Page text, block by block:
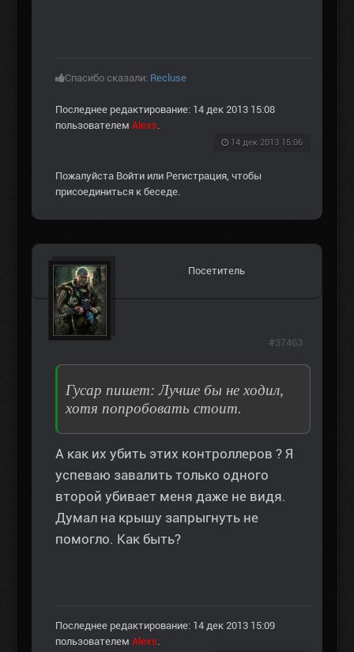
Спасибо сказали: Recluse
Последнее редактирование: 14 дек 2013 15:08
пользователем Alexs
14 дек 2013 15:06
Пожалуйста Войти или Регистрация , чтобы
присоединиться к беседе.
Посетитель
Гусар пишет: Лучше бы не ходил,
хотя попробовать стоит.
А как их убить этих контроллеров ? Я
успеваю завалить только одного
второй убивает меня даже не видя.
Думал на крышу запрыгнуть не
помогло. Как быть?
Последнее редактирование: 14 дек 2013 15:09
пользователем Alexs
#37463